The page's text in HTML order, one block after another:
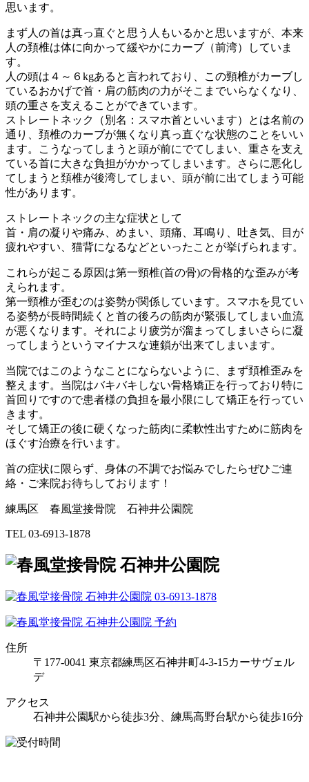
思います。
まず人の首は真っ直ぐと思う人もいるかと思いますが、本来
人の頚椎は体に向かって緩やかにカーブ（前湾）していま
す。
人の頭は４～６kgあると言われており、この頸椎がカーブし
ているおかげで首・肩の筋肉の力がそこまでいらなくなり、
頭の重さを支えることができています。
ストレートネック（別名：スマホ首といいます）とは名前の
通り、頚椎のカーブが無くなり真っ直ぐな状態のことをいい
ます。こうなってしまうと頭が前にでてしまい、重さを支え
ている首に大きな負担がかかってしまいます。さらに悪化し
てしまうと頚椎が後湾してしまい、頭が前に出てしまう可能
性があります。
ストレートネックの主な症状として
首・肩の凝りや痛み、めまい、頭痛、耳鳴り、吐き気、目が
疲れやすい、猫背になるなどといったことが挙げられます。
これらが起こる原因は第一頸椎(首の骨)の骨格的な歪みが考
えられます。
第一頸椎が歪むのは姿勢が関係しています。スマホを見てい
る姿勢が長時間続くと首の後ろの筋肉が緊張してしまい血流
が悪くなります。それにより疲労が溜まってしまいさらに凝
ってしまうというマイナスな連鎖が出来てしまいます。
当院ではこのようなことにならないように、まず頚椎歪みを
整えます。当院はバキバキしない骨格矯正を行っており特に
首回りですので患者様の負担を最小限にして矯正を行ってい
きます。
そして矯正の後に硬くなった筋肉に柔軟性出すために筋肉を
ほぐす治療を行います。
首の症状に限らず、身体の不調でお悩みでしたらぜひご連
絡・ご来院お待ちしております！
練馬区 春風堂接骨院 石神井公園院
TEL 03-6913-1878
住所
〒177-0041 東京都練馬区石神井町4-3-15カーサヴェル
デ
アクセス
石神井公園駅から徒歩3分、練馬高野台駅から徒歩16分